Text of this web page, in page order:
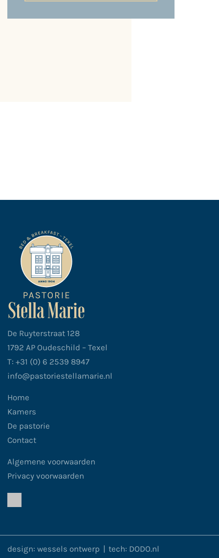
De Ruyterstraat 128
1792 AP Oudeschild – Texel
T: +31 (0) 6 2539 8947
info@pastoriestellamarie.nl
Home
Kamers
De pastorie
Contact
Algemene voorwaarden
Privacy voorwaarden
design: wessels ontwerp | tech: DODO.nl